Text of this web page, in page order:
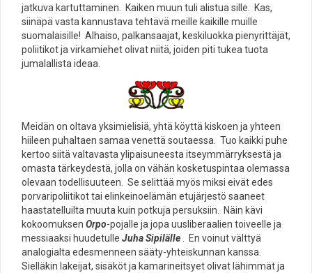
jatkuva kartuttaminen. Kaiken muun tuli alistua sille. Kas,
siinäpä vasta kannustava tehtävä meille kaikille muille
suomalaisille! Alhaiso, palkansaajat, keskiluokka pienyrittäjät,
poliitikot ja virkamiehet olivat niitä, joiden piti tukea tuota
jumalallista ideaa.
Meidän on oltava yksimielisiä, yhtä köyttä kiskoen ja yhteen
hiileen puhaltaen samaa venettä soutaessa. Tuo kaikki puhe
kertoo siitä valtavasta ylipaisuneesta itseymmärryksestä ja
omasta tärkeydestä, jolla on vähän kosketuspintaa olemassa
olevaan todellisuuteen. Se selittää myös miksi eivät edes
porvaripoliitikot tai elinkeinoelämän etujärjestö saaneet
haastatelluilta muuta kuin potkuja persuksiin. Näin kävi
kokoomuksen Orpo-pojalle ja jopa uusliberaalien toiveelle ja
messiaaksi huudetulle JuhaSipilälle . En voinut välttyä
analogialta edesmenneen sääty-yhteiskunnan kanssa.
Sielläkin lakeijat, sisäköt ja kamarineitsyet olivat lähimmät ja